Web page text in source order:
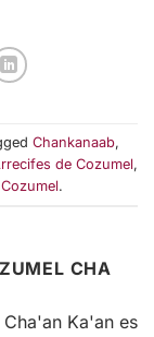
Chankanaab,
de Cozumel,
.
CHA
Ka'an es